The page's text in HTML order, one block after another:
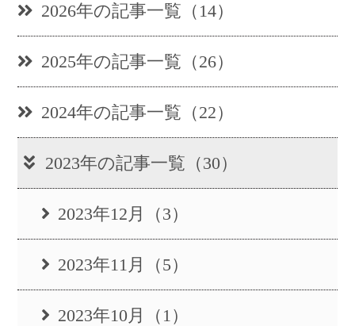
2026年の記事一覧（14）
2025年の記事一覧（26）
2024年の記事一覧（22）
2023年の記事一覧（30）
2023年12月（3）
2023年11月（5）
2023年10月（1）